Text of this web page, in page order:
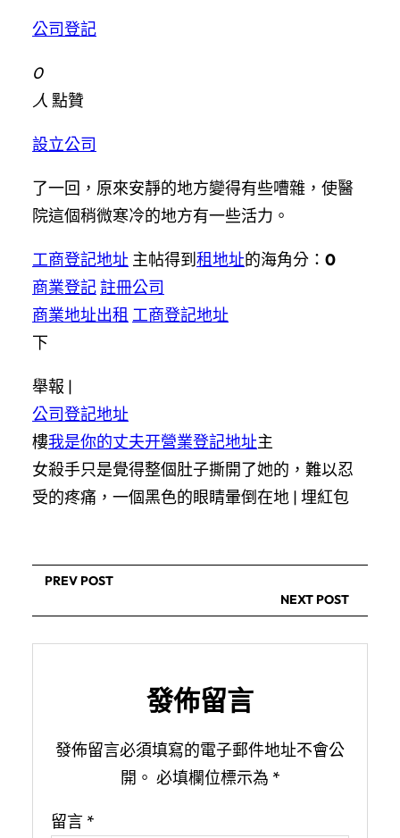
公司登記
0
人 點贊
設立公司
了一回，原來安靜的地方變得有些嘈雜，使醫
院這個稍微寒冷的地方有一些活力。
工商登記地址 主帖得到 租地址的海角分： 0
商業登記註冊公司
商業地址出租 工商登記地址
下
舉報 |
公司登記地址
樓我是你的丈夫开營業登記地址主
女殺手只是覺得整個肚子撕開了她的，難以忍
受的疼痛，一個黑色的眼睛暈倒在地 | 埋紅包
PREV POST
NEXT POST
發佈留言
發佈留言必須填寫的電子郵件地址不會公
開。 必填欄位標示為 *
留言 *